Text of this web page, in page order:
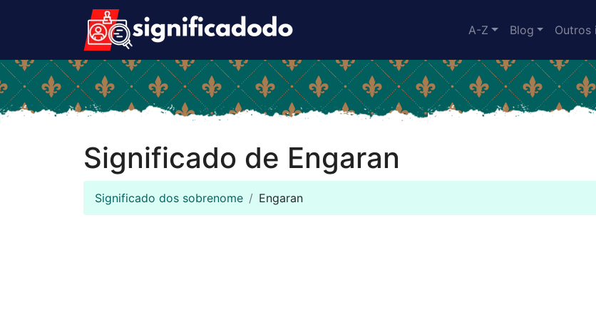
A-Z Blog Outros
Significado de Engaran
Significado dos sobrenome Engaran